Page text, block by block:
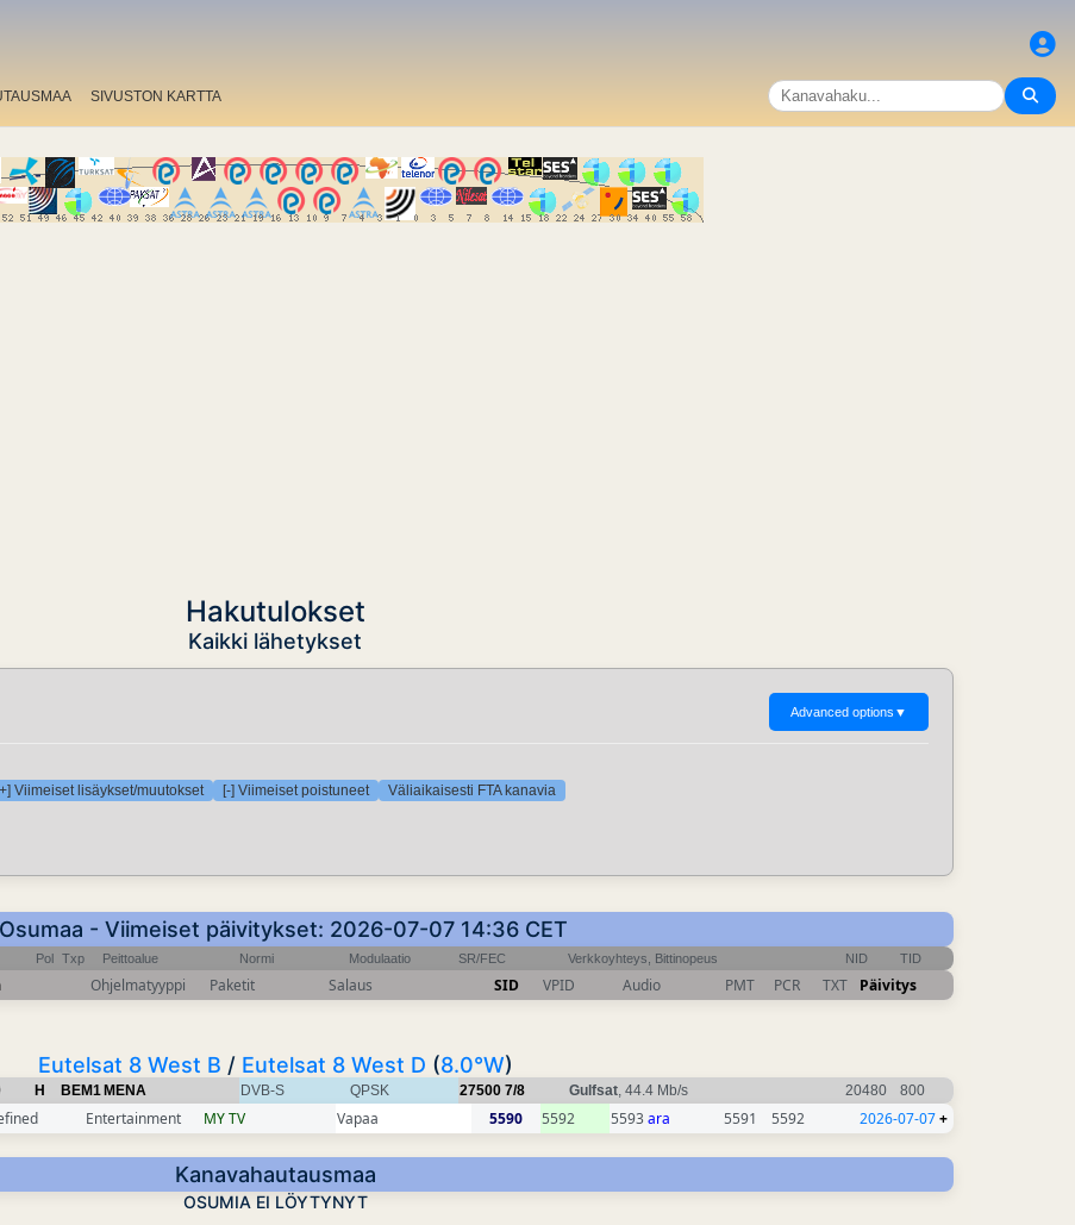
SIVUSTON KARTTA
Hakutulokset
Kaikki lähetykset
Advanced options ▼
Viimeiset lisäykset/muutokset [-] Viimeiset poistuneet Väliaikaisesti FTA kanavia
- Viimeiset päivitykset: 2026-07-07 14:36 CET
Pol Txp Peittoalue Normi Modulaatio SR/FEC Verkkoyhteys, Bittinopeus NID TID
Ohjelmatyyppi Paketit Salaus SID VPID Audio PMT PCR TXT Päivitys
Eutelsat 8 West B / Eutelsat 8 West D (8.0°W)
H BEM1 MENA DVB-S QPSK 27500 7/8 Gulfsat, 44.4 Mb/s 20480 800
Entertainment MY TV Vapaa 5590 5592 5593ara 5591 5592 2026-07-07+
Kanavahautausmaa
OSUMIA EI LÖYTYNYT